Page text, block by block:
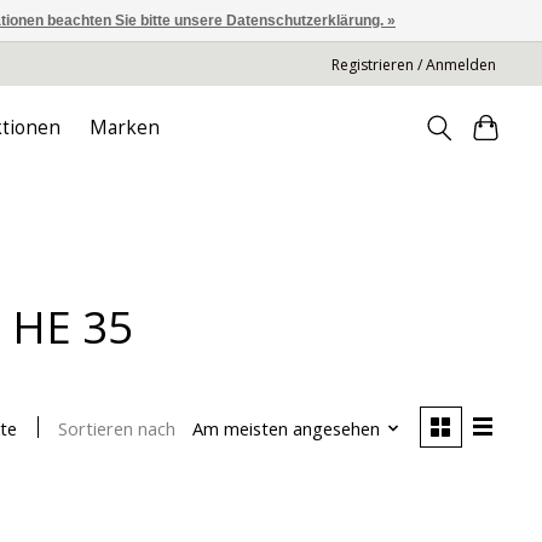
Registrieren / Anmelden
Marken
35
Sortieren nach Am meisten angesehen
beachten Sie bitte unsere Datenschutzerklärung. »